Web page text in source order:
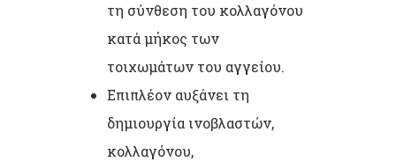
τη σύνθεση του κολλαγόνου
κατά μήκος των
τοιχωμάτων του αγγείου.
Επιπλέον αυξάνει τη
δημιουργία ινοβλαστών,
κολλαγόνου,